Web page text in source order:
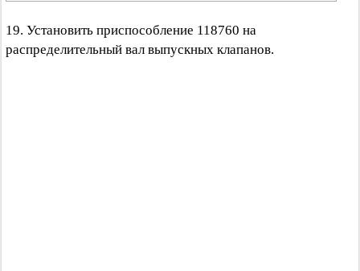
19. Установить приспособление 118760 на
распределительный вал выпускных клапанов.